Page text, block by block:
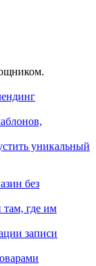
уникальный
без
там, где им
записи